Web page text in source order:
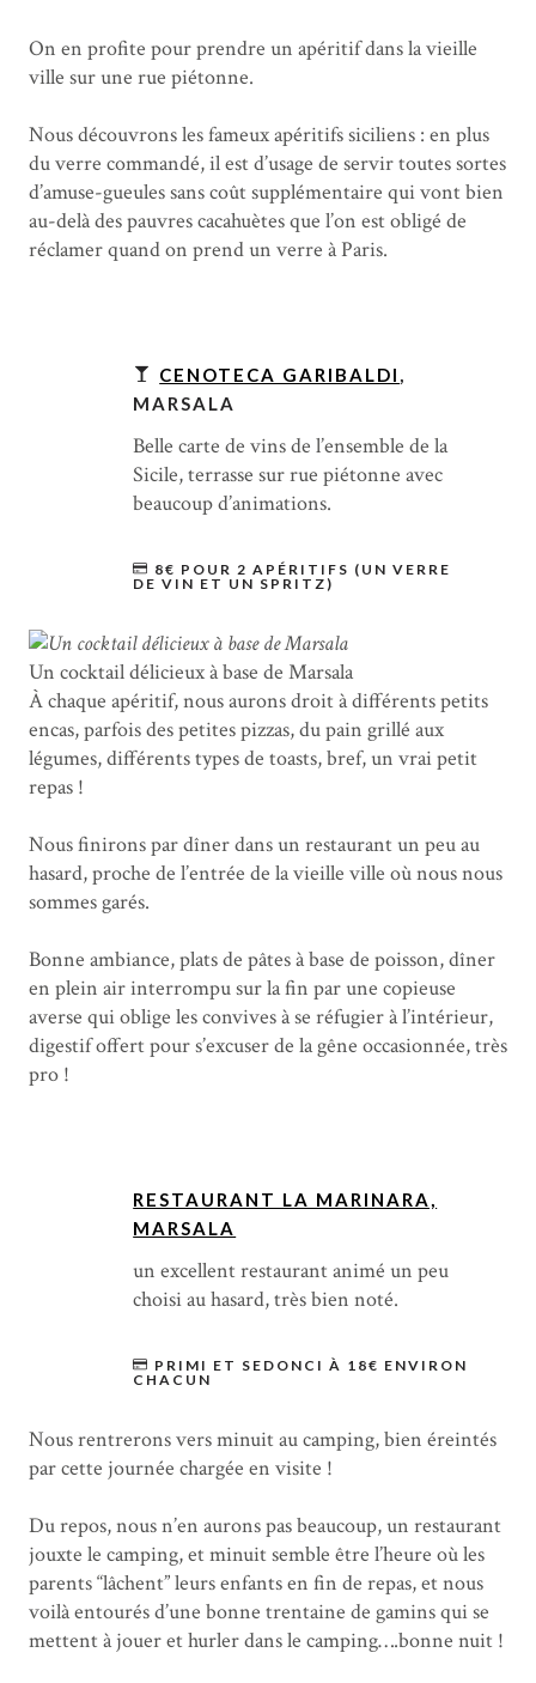
On en profite pour prendre un apéritif dans la vieille
ville sur une rue piétonne.
Nous découvrons les fameux apéritifs siciliens : en plus
du verre commandé, il est d’usage de servir toutes sortes
d’amuse-gueules sans coût supplémentaire qui vont bien
au-delà des pauvres cacahuètes que l’on est obligé de
réclamer quand on prend un verre à Paris.
CENOTECA GARIBALDI,
MARSALA
Belle carte de vins de l’ensemble de la
Sicile, terrasse sur rue piétonne avec
beaucoup d’animations.
8€ POUR 2 APÉRITIFS (UN VERRE
DE VIN ET UN SPRITZ)
Un cocktail délicieux à base de Marsala
À chaque apéritif, nous aurons droit à différents petits
encas, parfois des petites pizzas, du pain grillé aux
légumes, différents types de toasts, bref, un vrai petit
repas !
Nous finirons par dîner dans un restaurant un peu au
hasard, proche de l’entrée de la vieille ville où nous nous
sommes garés.
Bonne ambiance, plats de pâtes à base de poisson, dîner
en plein air interrompu sur la fin par une copieuse
averse qui oblige les convives à se réfugier à l’intérieur,
digestif offert pour s’excuser de la gêne occasionnée, très
pro !
RESTAURANT LA MARINARA,
MARSALA
un excellent restaurant animé un peu
choisi au hasard, très bien noté.
PRIMI ET SEDONCI À 18€ ENVIRON
CHACUN
Nous rentrerons vers minuit au camping, bien éreintés
par cette journée chargée en visite !
Du repos, nous n’en aurons pas beaucoup, un restaurant
jouxte le camping, et minuit semble être l’heure où les
parents “lâchent” leurs enfants en fin de repas, et nous
voilà entourés d’une bonne trentaine de gamins qui se
mettent à jouer et hurler dans le camping….bonne nuit !